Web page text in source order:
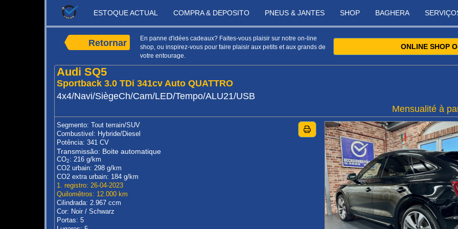
ESTOQUE ACTUAL COMPRA & DEPOSITO PNEUS & JANTES SHOP BAGHERA
Retornar
En panne d'idées cadeaux? Faites-vous plaisir sur notre on-line
shop, ou inspirez-vous pour faire plaisir aux petits et aux grands de
votre entourage.
ONLINE SHOP
Audi SQ5
Sportback 3.0 TDi 341cv Auto QUATTRO
4x4/Navi/SiègeCh/Cam/LED/Tempo/ALU21/USB
Mensualité à
Segmento: Tout terrain/SUV
Combustivel: Hybride/Diesel
Potência: 341 CV
Transmissão: Boite automatique
CO2: 216 g/km
CO2 urbain: 298 g/km
CO2 extra urbain: 184 g/km
1. registro: 26-04-2023
Quilomêtros: 12.000 km
Cilindrada: 2.967 ccm
Cor: Noir / Schwarz
Portas: 5